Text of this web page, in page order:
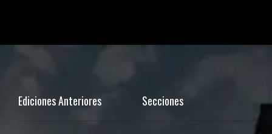
Ediciones Anteriores Secciones